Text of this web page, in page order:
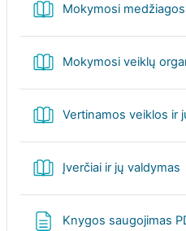
Mokymosi
Mokymosi veiklų
Vertinamos veiklos ir
Įverčiai ir jų valdymas
Knygos saugojimas